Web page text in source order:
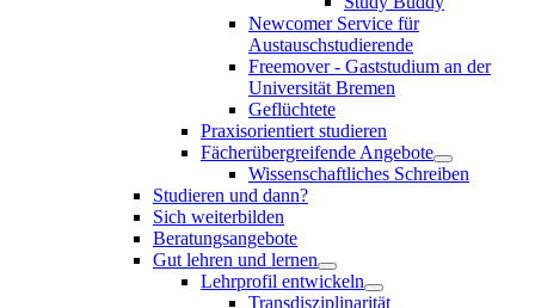
Newcomer Service für
Austauschstudierende
Freemover - Gaststudium an der
Universität Bremen
Geflüchtete
Praxisorientiert studieren
Fächerübergreifende Angebote
Wissenschaftliches Schreiben
Studieren und dann?
Sich weiterbilden
Beratungsangebote
Gut lehren und lernen
Lehrprofil entwickeln
Transdisziplinarität